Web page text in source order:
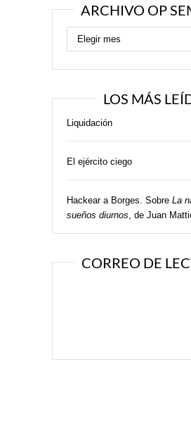
ARCHIVO OP
LOS MÁS
Liquidación
El ejército ciego
Hackear a Borges. Sobre La
sueños diurnos, de Juan
CORREO DE